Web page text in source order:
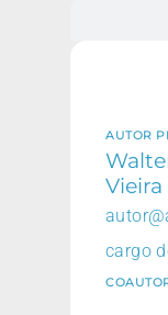
AUTOR
Vieira
cargo